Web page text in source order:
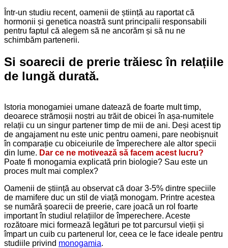
Într-un studiu recent, oamenii de știință au raportat că
hormonii și genetica noastră sunt principalii responsabili
pentru faptul că alegem să ne ancorăm și să nu ne
schimbăm partenerii.
Si soarecii de prerie trăiesc în relațiile
de lungă durată.
Istoria monogamiei umane datează de foarte mult timp,
deoarece strămoșii noștri au trăit de obicei în așa-numitele
relații cu un singur partener timp de mii de ani. Deși acest tip
de angajament nu este unic pentru oameni, pare neobișnuit
în comparație cu obiceiurile de împerechere ale altor specii
din lume. Dar ce ne motivează să facem acest lucru?
Poate fi monogamia explicată prin biologie? Sau este un
proces mult mai complex?
Oamenii de știință au observat că doar 3-5% dintre speciile
de mamifere duc un stil de viață monogam. Printre acestea
se numără șoarecii de preerie, care joacă un rol foarte
important în studiul relațiilor de împerechere. Aceste
rozătoare mici formează legături pe tot parcursul vieții și
împart un cuib cu partenerul lor, ceea ce le face ideale pentru
studiile privind monogamia.